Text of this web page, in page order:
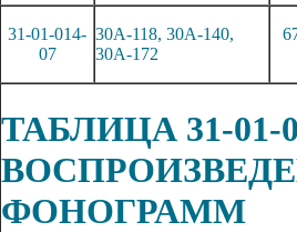
31-01-014-
07
30А-118, 30А-140,
30А-172
6
ТАБЛИЦА 31-01-
ФОНОГРАММ